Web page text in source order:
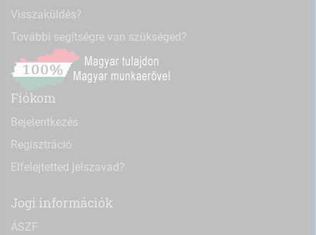
Visszaküldés?
További segítségre van szükséged?
Fiókom
Bejelentkezés
Regisztráció
Elfelejtetted jelszavad?
Jogi információk
ÁSZF